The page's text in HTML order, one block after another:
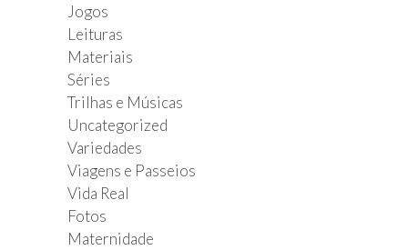
Jogos
Leituras
Materiais
Séries
Trilhas e Músicas
Uncategorized
Variedades
Viagens e Passeios
Vida Real
Fotos
Maternidade